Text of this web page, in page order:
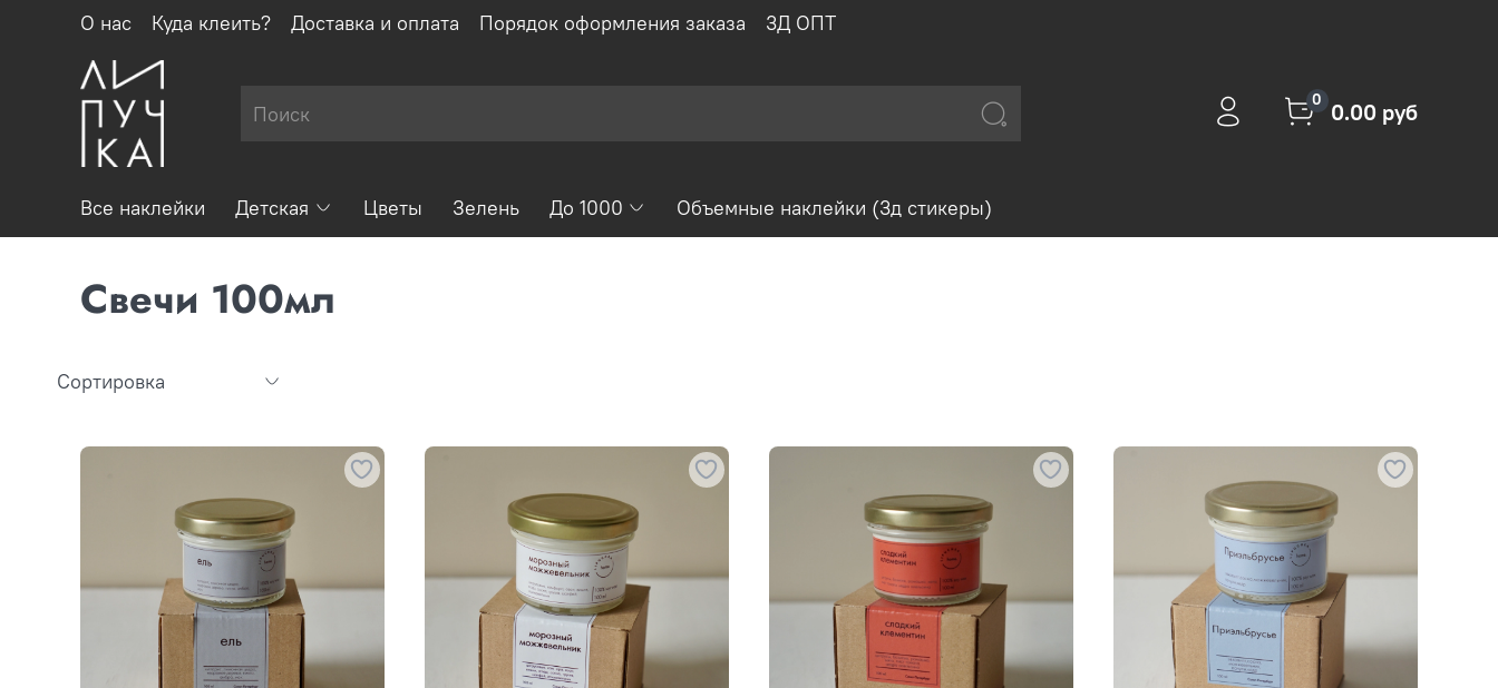
О нас Куда клеить? Доставка и оплата Порядок оформления заказа 3Д ОПТ
0 0.00 руб
Все наклейки Детская Цветы Зелень До 1000 Объемные наклейки (3д стикеры)
Свечи 100мл